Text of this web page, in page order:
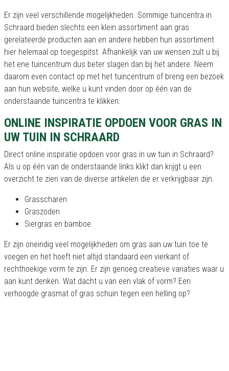
Er zijn veel verschillende mogelijkheden. Sommige tuincentra in
Schraard bieden slechts een klein assortiment aan gras
gerelateerde producten aan en andere hebben hun assortiment
hier helemaal op toegespitst. Afhankelijk van uw wensen zult u bij
het ene tuincentrum dus beter slagen dan bij het andere. Neem
daarom even contact op met het tuincentrum of breng een bezoek
aan hun website, welke u kunt vinden door op één van de
onderstaande tuincentra te klikken.
ONLINE INSPIRATIE OPDOEN VOOR GRAS IN
UW TUIN IN SCHRAARD
Direct online inspiratie opdoen voor gras in uw tuin in Schraard?
Als u op één van de onderstaande links klikt dan krijgt u een
overzicht te zien van de diverse artikelen die er verkrijgbaar zijn.
Grasscharen
Graszoden
Siergras en bamboe
Er zijn oneindig veel mogelijkheden om gras aan uw tuin toe te
voegen en het hoeft niet altijd standaard een vierkant of
rechthoekige vorm te zijn. Er zijn genoeg creatieve variaties waar u
aan kunt denken. Wat dacht u van een vlak of vorm? Een
verhoogde grasmat of gras schuin tegen een helling op?